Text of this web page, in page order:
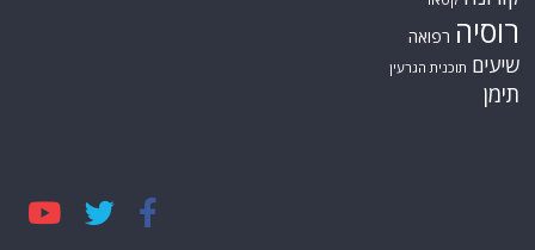
רוסיה רפואה
שיעים תוכנית הגרעין
תימן